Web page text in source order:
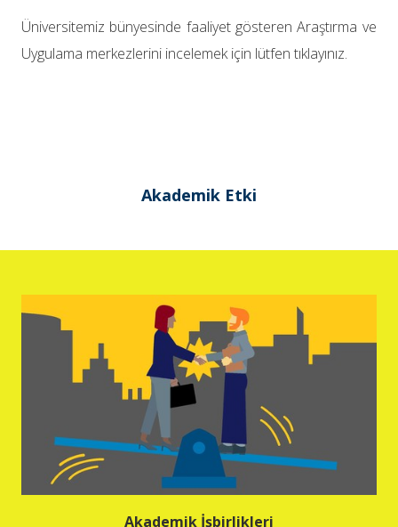
Üniversitemiz bünyesinde faaliyet gösteren Araştırma ve
Uygulama merkezlerini incelemek için lütfen tıklayınız.
Akademik Etki
Akademik İşbirlikleri